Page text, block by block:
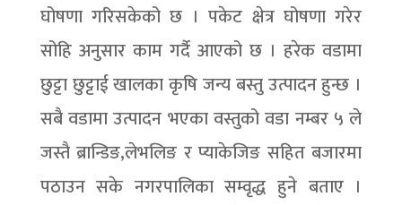
घोषणा गरिसकेको छ । पकेट क्षेत्र घोषणा गरेर
सोहि अनुसार काम गर्दै आएको छ । हरेक वडामा
छुट्टा छुट्टाई खालका कृषि जन्य बस्तु उत्पादन हुन्छ ।
सबै वडामा उत्पादन भएका वस्तुको वडा नम्बर ५ ले
जस्तै ब्रान्डिङ,लेभलिङ र प्याकेजिङ सहित बजारमा
पठाउन सके नगरपालिका सम्वृद्ध हुने बताए ।